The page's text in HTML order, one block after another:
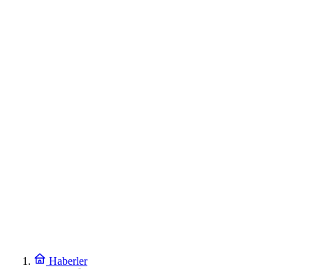
Haberler